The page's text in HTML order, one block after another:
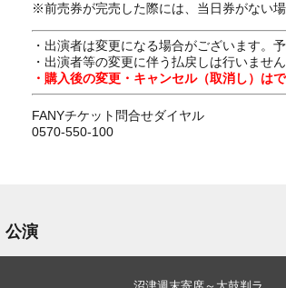
※前売券が完売した際には、当日券がない場
・出演者は変更になる場合がございます。
・出演者等の変更に伴う払戻しは行いません
・購入後の変更・キャンセル（取消し）はで
FANYチケット問合せダイヤル
0570-550-100
公演